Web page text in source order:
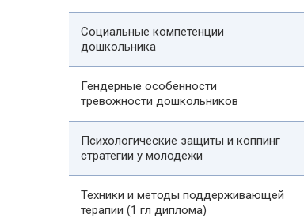
Социальные компетенции
дошкольника
Гендерные особенности
тревожности дошкольников
Психологические защиты и коппинг
стратегии у молодежи
Техники и методы поддерживающей
терапии (1 гл диплома)